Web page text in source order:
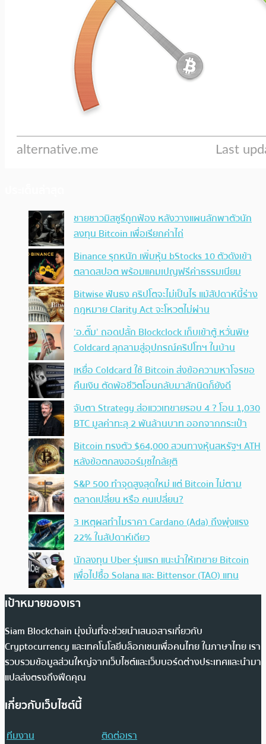
ชายชาวมิสซูรีถูกฟ้อง หลังวางแผนลักพาตัวนัก
ลงทุน Bitcoin เพื่อเรียกค่าไถ่
Binance รุกหนัก เพิ่มหุ้น bStocks 10 ตัวดังเข้า
ตลาดสปอต พร้อมแคมเปญฟรีค่าธรรมเนียม
Bitwise ฟันธง คริปโตจะไม่เป็นไร แม้สัปดาห์นี้ร่าง
กฎหมาย Clarity Act จะโหวตไม่ผ่าน
‘อ.ตั๊ม’ ถอดปลั้ก Blockclock เก็บเข้าตู้ หวั่นพิษ
Coldcard ลุกลามสู่อุปกรณ์คริปโทฯ ในบ้าน
เหยื่อ Coldcard ใช้ Bitcoin ส่งข้อความหาโจรขอ
คืนเงิน ตัดพ้อชีวิตโอนกลับมาสักนิดก็ยังดี
จับตา Strategy ส่อแววเทขายรอบ 4 ? โอน 1,030
BTC มูลค่าทะลุ 2 พันล้านบาท ออกจากกระเป๋า
Bitcoin ทรงตัว $64,000 สวนทางหุ้นสหรัฐฯ ATH
หลังข้อตกลงฮอร์มุซใกล้ยุติ
S&P 500 ทำจุดสูงสุดใหม่ แต่ Bitcoin ไม่ตาม
ตลาดเปลี่ยน หรือ คนเปลี่ยน?
3 เหตุผลทำไมราคา Cardano (Ada) ถึงพุ่งแรง
22% ในสัปดาห์เดียว
นักลงทุน Uber รุ่นแรก แนะนำให้เทขาย Bitcoin
เพื่อไปซื้อ Solana และ Bittensor (TAO) แทน
เป้าหมายของเรา
Siam Blockchain มุ่งมั่นที่จะช่วยนำเสนอสารเกี่ยวกับ
Cryptocurrency และเทคโนโลยีบล็อกเชนเพื่อคนไทย ในภาษาไทย เรา
รวบรวมข้อมูลส่วนใหญ่จากเว็บไซต์และเว็บบอร์ดต่างประเทศและนำมา
แปลส่งตรงถึงฟีดคุณ
เกี่ยวกับเว็บไซต์นี้
ทีมงาน
ติดต่อเรา